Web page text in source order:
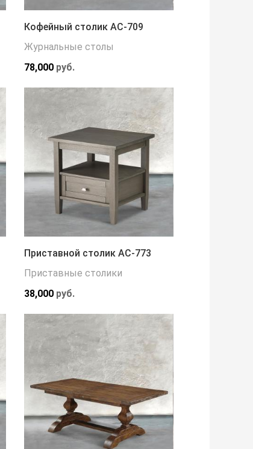
Кофейный столик АС-709
Журнальные столы
78,000 руб.
Приставной столик АС-773
Приставные столики
38,000 руб.